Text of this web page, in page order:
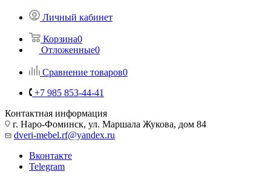
Личный кабинет
Корзина0
Отложенные0
Сравнение товаров0
+7 985 853-44-41
Контактная информация
г. Наро-Фоминск, ул. Маршала Жукова, дом 84
dveri-mebel.rf@yandex.ru
Вконтакте
Telegram